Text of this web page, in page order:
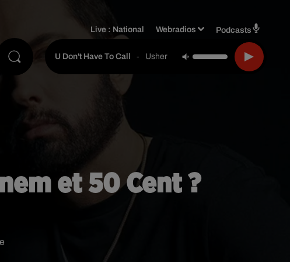
Live : National Webradios Podcasts
U Don't Have To Call - Usher
et 50 Cent ?